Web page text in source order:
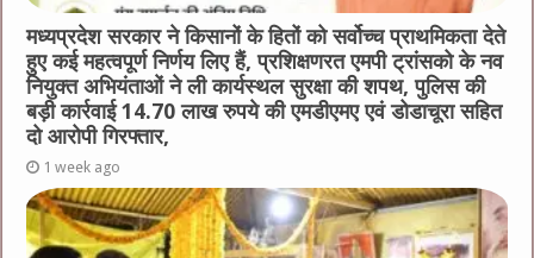
मध्यप्रदेश सरकार ने किसानों के हितों को सर्वोच्च प्राथमिकता देते
हुए कई महत्वपूर्ण निर्णय लिए हैं, प्रशिक्षणरत एमपी ट्रांसको के नव
नियुक्त अभियंताओं ने ली कार्यस्थल सुरक्षा की शपथ, पुलिस की
बड़ी कार्रवाई 14.70 लाख रुपये की एमडीएमए एवं डोडाचूरा सहित
दो आरोपी गिरफ्तार,
1 week ago